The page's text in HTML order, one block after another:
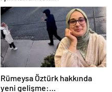
Rümeysa Öztürk hakkında
yeni gelişme: